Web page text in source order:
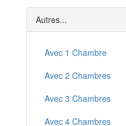
Villejuif
T1 Bis
T2
T3
T4
T5
T6
Autres...
Avec 1 Chambre
Avec 2 Chambres
Avec 3 Chambres
Avec 4 Chambres